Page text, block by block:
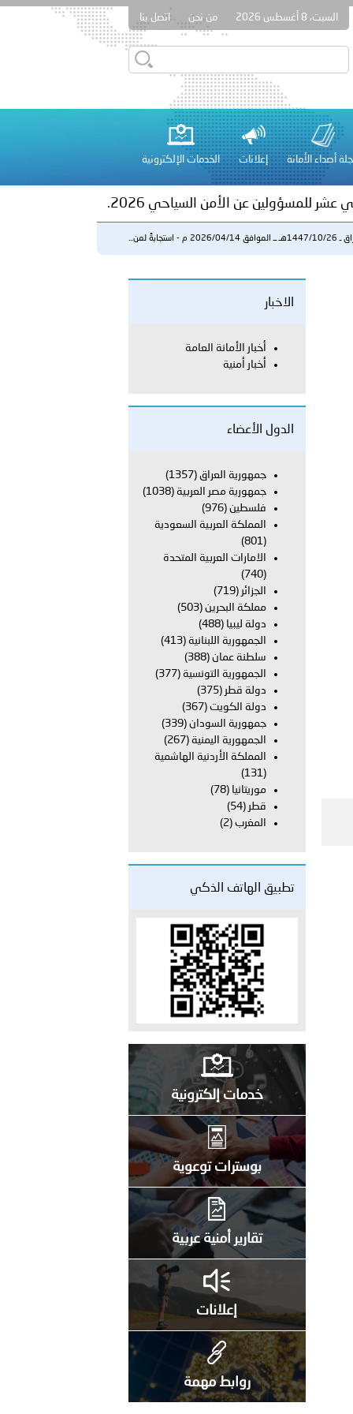
السبت، 8 أغسطس 2026 من نحن اتصل بنا
أصداء الأمانة إعلانات الخدمات الإلكترونية
الأميريين معالي النائب الأول لرئيس مجلس الوزراء
العام..
الأعيان المدنية في مدينة نـجران
عشر للمسؤولين عن الأمن السياحي 2026.
والكلية الدولية الجامعية للعلوم والصحة توقعان اتفاقية
تحذر من زيادة عدد الركاب في المركبات حفاظًا على سلامة
تطلع وفد الشرطة الإيطالية على منظومتي التأهيل الشرطي
تنظم حملة للتبرع بالدم في منطقة الظفرة تعزيزا للمسؤولية
الأميريين معالي النائب الأول لرئيس مجلس الوزراء
العام..
الأعيان المدنية في مدينة نـجران
2026/04/14 م - استجابةً لمن...
الاخبار
أخبار الأمانة العامة
أخبار أمنية
الدول الأعضاء
جمهورية العراق (1357)
جمهورية مصر العربية (1038)
فلسطين(976)
المملكة العربية السعودية
(801)
الامارات العربية المتحدة
(740)
الجزائر (719)
مملكة البحرين (503)
دولة ليبيا (488)
الجمهورية اللبنانية (413)
سلطنة عمان (388)
الجمهورية التونسية (377)
دولة قطر (375)
دولة الكويت (367)
جمهورية السودان (339)
الجمهورية اليمنية (267)
المملكة الأردنية الهاشمية
(131)
موريتانيا (78)
قطر (54)
المغرب (2)
تطبيق الهاتف الذكي
خدمات إلكترونية
بوسترات توعوية
تقارير أمنية عربية
إعلانات
روابط مهمة